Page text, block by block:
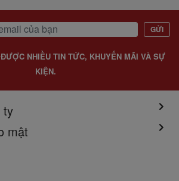
GỬI
NHIỀU TIN TỨC, KHUYẾN MÃI VÀ SỰ
KIỆN.
ty
mật